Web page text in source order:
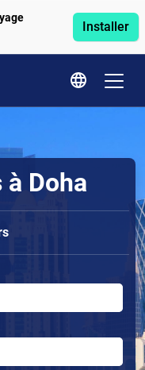
Installer
Doha